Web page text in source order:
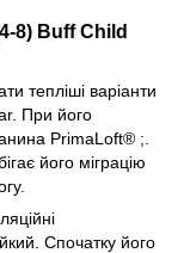
8) Buff Child
тепліші варіанти
При його
PrimaLoft® ;.
його міграцію
Спочатку його